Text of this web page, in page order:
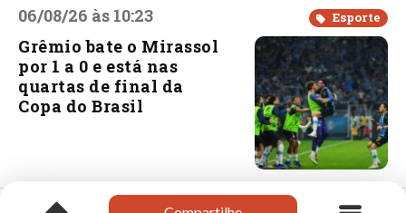
06/08/26 às 10:23 Esporte
Grêmio bate o Mirassol
por 1 a 0 e está nas
quartas de final da
Copa do Brasil
06/08/26 às 10:11 Bom Jesus